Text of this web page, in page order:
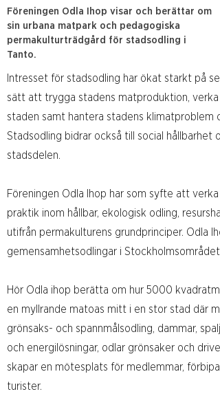
Föreningen Odla Ihop visar och berättar om
sin urbana matpark och pedagogiska
permakulturträdgård för stadsodling i
Tanto.
Intresset för stadsodling har ökat starkt på
sätt att trygga stadens matproduktion,
staden samt hantera stadens klimatproblem
Stadsodling bidrar också till social hållbarhet
stadsdelen.
Föreningen Odla Ihop har som syfte att
praktik inom hållbar, ekologisk odling,
utifrån permakulturens grundprinciper. Odla
gemensamhetsodlingar i Stockholmsområdet
Hör Odla ihop berätta om hur 5000
en myllrande matoas mitt i en stor stad där
grönsaks- och spannmålsodling, dammar,
och energilösningar, odlar grönsaker och
skapar en mötesplats för medlemmar,
turister.